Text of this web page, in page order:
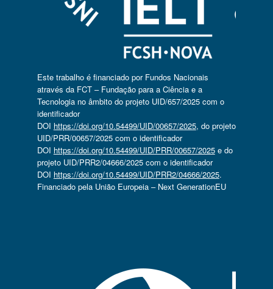
Este trabalho é financiado por Fundos Nacionais
através da FCT – Fundação para a Ciência e a
Tecnologia no âmbito do projeto UID/657/2025 com o
identificador
DOI https://doi.org/10.54499/UID/00657/2025, do projeto
UID/PRR/00657/2025 com o identificador
DOI https://doi.org/10.54499/UID/PRR/00657/2025e do
projeto UID/PRR2/04666/2025 com o identificador
DOI https://doi.org/10.54499/UID/PRR2/04666/2025.
Financiado pela União Europeia – Next GenerationEU